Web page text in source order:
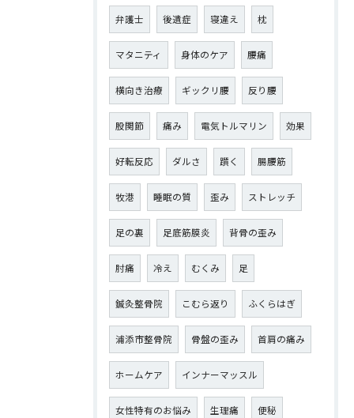
弁護士 後遺症 寝違え 枕
マタニティ 身体のケア 腰痛
横向き治療 ギックリ腰 反り腰
股関節 痛み 電気トルマリン 効果
好転反応 ダルさ 躓く 腸腰筋
牧港 睡眠の質 歪み ストレッチ
足の裏 足底筋膜炎 背骨の歪み
肘痛 冷え むくみ 足
鍼灸整骨院 こむら返り ふくらはぎ
浦添市整骨院 骨盤の歪み 首肩の痛み
ホームケア インナーマッスル
女性特有のお悩み 生理痛 便秘